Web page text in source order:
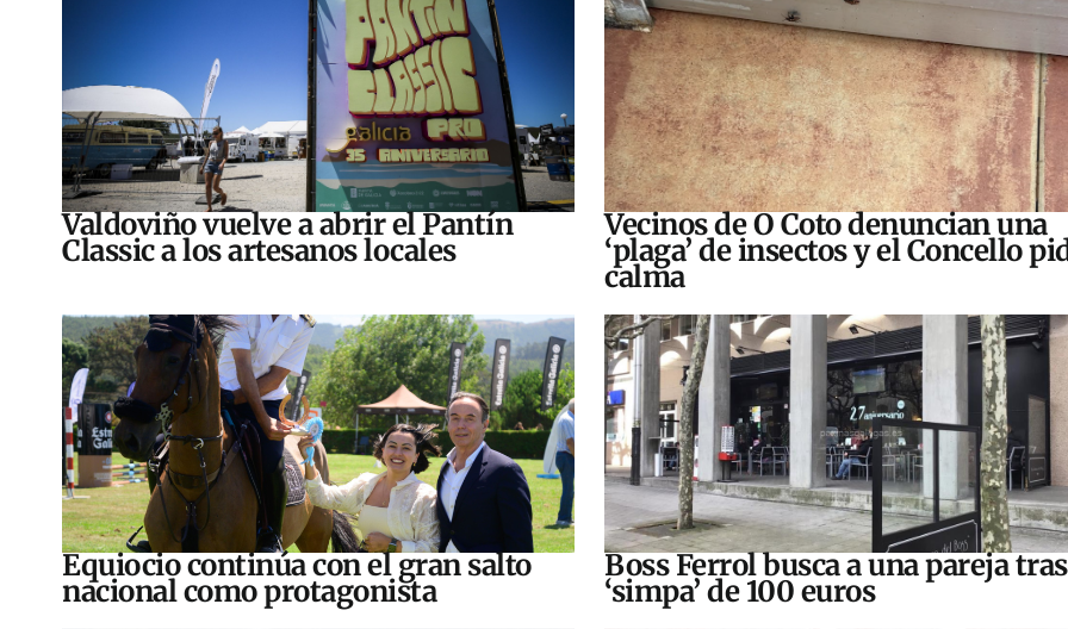
Valdoviño vuelve a abrir el Pantín
Classic a los artesanos locales
Vecinos de O Coto denuncian una
‘plaga’ de insectos y el Concello
calma
Equiocio continúa con el gran salto
nacional como protagonista
Boss Ferrol busca a una pareja
‘simpa’ de 100 euros